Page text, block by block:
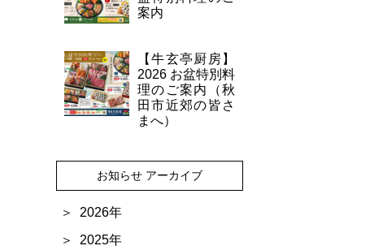
案内
【牛玄亭厨房】
2026 お盆特別料
理のご案内（秋
田市近郊の皆さ
まへ）
お知らせ アーカイブ
2026年
2025年